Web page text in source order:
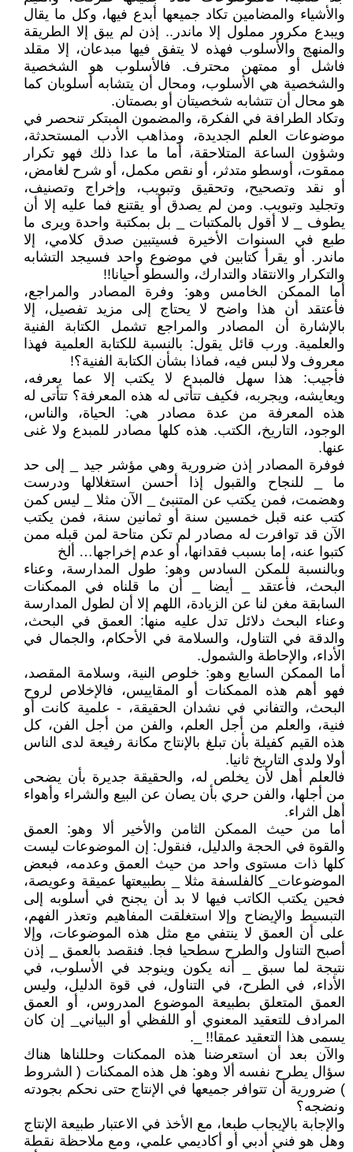
والأشياء والمضامين تكاد جميعها أبدع فيها، وكل ما يقال
ويبدع مكرور مملول إلا ماندر.. إذن لم يبق إلا الطريقة
والمنهج والأسلوب فهذه لا يتفق فيها مبدعان، إلا مقلد
فاشل أو ممتهن محترف. فالأسلوب هو الشخصية
والشخصية هي الأسلوب، ومحال أن يتشابه أسلوبان كما
هو محال أن تتشابه شخصيتان أو بصمتان.
وتكاد الطرافة في الفكرة، والمضمون المبتكر تنحصر في
موضوعات العلم الجديدة، ومذاهب الأدب المستحدثة،
وشؤون الساعة المتلاحقة، أما ما عدا ذلك فهو تكرار
ممقوت، أوسطو متدثر، أو نقص مكمل، أو شرح لغامض،
أو نقد وتصحيح، وتحقيق وتبويب، وإخراج وتصنيف،
وتجليد وتبويب. ومن لم يصدق أو يقتنع فما عليه إلا أن
يطوف _ لا أقول بالمكتبات _ بل بمكتبة واحدة ويرى ما
طبع في السنوات الأخيرة فسيتبين صدق كلامي، إلا
ماندر. أو يقرأ كتابين في موضوع واحد فسيجد التشابه
والتكرار والانتقاد والتدارك، والسطو أحيانا‍‍!!
أما الممكن الخامس وهو: وفرة المصادر والمراجع،
فأعتقد أن هذا واضح لا يحتاج إلى مزيد تفصيل، إلا
بالإشارة أن المصادر والمراجع تشمل الكتابة الفنية
والعلمية. ورب قائل يقول: بالنسبة للكتابة العلمية فهذا
معروف ولا لبس فيه، فماذا بشأن الكتابة الفنية؟!
فأجيب: هذا سهل فالمبدع لا يكتب إلا عما يعرفه،
ويعايشه، ويجربه، فكيف تتأتى له هذه المعرفة؟ تتأتى له
هذه المعرفة من عدة مصادر هي: الحياة، والناس،
الوجود، التاريخ، الكتب. هذه كلها مصادر للمبدع ولا غنى
عنها.
فوفرة المصادر إذن ضرورية وهي مؤشر جيد _ إلى حد
ما _ للنجاح والقبول إذا أحسن استغلالها ودرست
وهضمت، فمن يكتب عن المتنبئ _ الآن مثلا _ ليس كمن
كتب عنه قبل خمسين سنة أو ثمانين سنة، فمن يكتب
الآن قد توافرت له مصادر لم تكن متاحة لمن قبله ممن
كتبوا عنه، إما بسبب فقدانها، أو عدم إخراجها… ألخ
وبالنسبة للمكن السادس وهو: طول المدارسة، وعناء
البحث، فأعتقد _ أيضا _ أن ما قلناه في الممكنات
السابقة مغن لنا عن الزيادة، اللهم إلا أن لطول المدارسة
وعناء البحث دلائل تدل عليه منها: العمق في البحث،
والدقة في التناول، والسلامة في الأحكام، والجمال في
الأداء، والإحاطة والشمول.
أما الممكن السابع وهو: خلوص النية، وسلامة المقصد،
فهو أهم هذه الممكنات أو المقاييس، فالإخلاص لروح
البحث، والتفاني في نشدان الحقيقة، - علمية كانت أو
فنية، والعلم من أجل العلم، والفن من أجل الفن، كل
هذه القيم كفيلة بأن تبلغ بالإنتاج مكانة رفيعة لدى الناس
أولا ولدى التاريخ ثانيا.
فالعلم أهل لأن يخلص له، والحقيقة جديرة بأن يضحى
من أجلها، والفن حري بأن يصان عن البيع والشراء وأهواء
أهل الثراء.
أما من حيث الممكن الثامن والأخير ألا وهو: العمق
والقوة في الحجة والدليل، فنقول: إن الموضوعات ليست
كلها ذات مستوى واحد من حيث العمق وعدمه، فبعض
الموضوعات_ كالفلسفة مثلا _ بطبيعتها عميقة وعويصة،
فحين يكتب الكاتب فيها لا بد أن يجنح في أسلوبه إلى
التبسيط والإيضاح وإلا استغلقت المفاهيم وتعذر الفهم،
على أن العمق لا ينتفي مع مثل هذه الموضوعات، وإلا
أصبح التناول والطرح سطحيا فجا. فنقصد بالعمق _ إذن
نتيجة لما سبق _ أنه يكون وينوجد في الأسلوب، في
الأداء، في الطرح، في التناول، في قوة الدليل، وليس
العمق المتعلق بطبيعة الموضوع المدروس، أو العمق
المرادف للتعقيد المعنوي أو اللفظي أو البياني_ إن كان
يسمى هذا التعقيد عمقا!! _.
والآن بعد أن استعرضنا هذه الممكنات وحللناها هناك
سؤال يطرح نفسه ألا وهو: هل هذه الممكنات ( الشروط
) ضرورية أن تتوافر جميعها في الإنتاج حتى نحكم بجودته
ونضجه؟
والإجابة بالإيجاب طبعا، مع الأخذ في الاعتبار طبيعة الإنتاج
وهل هو فني أدبي أو أكاديمي علمي، ومع ملاحظة نقطة